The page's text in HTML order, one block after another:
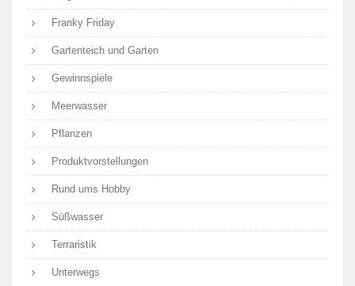
Franky Friday
Gartenteich und Garten
Gewinnspiele
Meerwasser
Pflanzen
Produktvorstellungen
Rund ums Hobby
Süßwasser
Terraristik
Unterwegs